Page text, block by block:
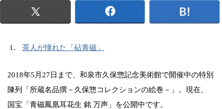
茶人が憧れた「砧青磁」
2018年5月27日まで、和泉市久保惣記念美術館で開催中の特別
陳列「所蔵名品撰－久保惣コレクションの絵巻－」。現在、
国宝「青磁鳳凰耳花生 銘 万声」を公開中です。